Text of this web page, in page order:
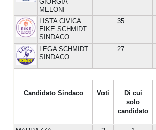
MELONI
LISTA CIVICA
EIKE SCHMIDT
SINDACO
35
LEGA SCHMIDT
SINDACO
27
Candidato Sindaco Voti
Di cui
solo
candidato